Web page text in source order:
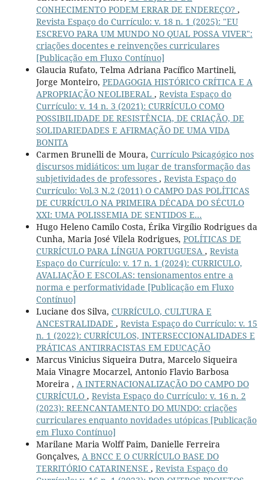
CONHECIMENTO PODEM ERRAR DE ENDEREÇO? ,
Revista Espaço do Currículo: v. 18 n. 1 (2025): "EU
ESCREVO PARA UM MUNDO NO QUAL POSSA VIVER":
criações docentes e reinvenções curriculares
[Publicação em Fluxo Contínuo]
Glaucia Rufato, Telma Adriana Pacífico Martineli,
Jorge Monteiro, PEDAGOGIA HISTÓRICO CRÍTICA E A
APROPRIAÇÃO NEOLIBERAL , Revista Espaço do
Currículo: v. 14 n. 3 (2021): CURRÍCULO COMO
POSSIBILIDADE DE RESISTÊNCIA, DE CRIAÇÃO, DE
SOLIDARIEDADES E AFIRMAÇÃO DE UMA VIDA
BONITA
Carmen Brunelli de Moura, Currículo Psicagógico nos
discursos midiáticos: um lugar de transformação das
subjetividades de professores , Revista Espaço do
Currículo: Vol.3 N.2 (2011) O CAMPO DAS POLÍTICAS
DE CURRÍCULO NA PRIMEIRA DÉCADA DO SÉCULO
XXI: UMA POLISSEMIA DE SENTIDOS E...
Hugo Heleno Camilo Costa, Érika Virgílio Rodrigues da
Cunha, Maria José Vilela Rodrigues, POLÍTICAS DE
CURRÍCULO PARA LÍNGUA PORTUGUESA , Revista
Espaço do Currículo: v. 17 n. 1 (2024): CURRICULO,
AVALIAÇÃO E ESCOLAS: tensionamentos entre a
norma e performatividade [Publicação em Fluxo
Contínuo]
Luciane dos Silva, CURRÍCULO, CULTURA E
ANCESTRALIDADE , Revista Espaço do Currículo: v. 15
n. 1 (2022): CURRÍCULOS, INTERSECCIONALIDADES E
PRÁTICAS ANTIRRACISTAS EM EDUCAÇÃO
Marcus Vinicius Siqueira Dutra, Marcelo Siqueira
Maia Vinagre Mocarzel, Antonio Flavio Barbosa
Moreira , A INTERNACIONALIZAÇÃO DO CAMPO DO
CURRÍCULO , Revista Espaço do Currículo: v. 16 n. 2
(2023): REENCANTAMENTO DO MUNDO: criações
curriculares enquanto novidades utópicas [Publicação
em Fluxo Contínuo]
Marilane Maria Wolff Paim, Danielle Ferreira
Gonçalves, A BNCC E O CURRÍCULO BASE DO
TERRITÓRIO CATARINENSE , Revista Espaço do